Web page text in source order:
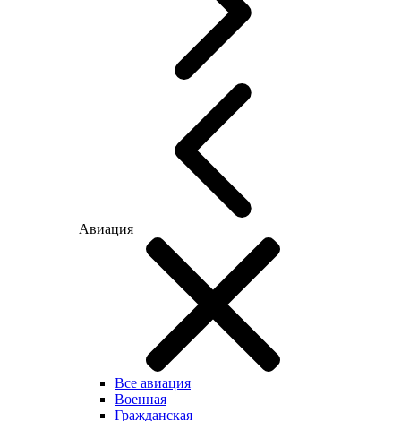
Авиация
Все авиация
Военная
Гражданская